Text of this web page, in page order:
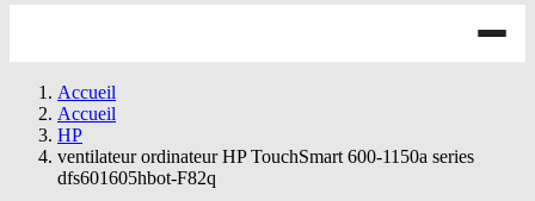
Accueil
Accueil
HP
ventilateur ordinateur HP TouchSmart 600-1150a series
dfs601605hbot-F82q